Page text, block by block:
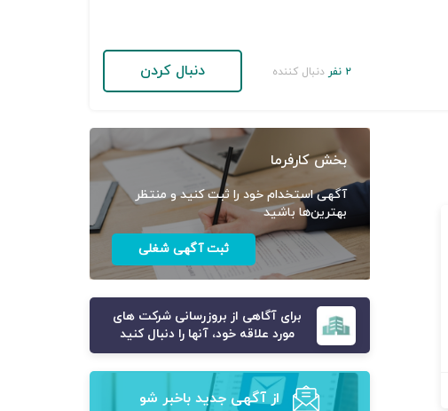
۲ نفر دنبال کننده دنبال کردن
بخش کارفرما
آگهی استخدام خود را ثبت کنید و منتظر
بهترین‌ها باشید
ثبت آگهی شغلی
برای آگاهی از بروزرسانی شرکت های
مورد علاقه خود، آنها را دنبال کنید
از آگهی‌ جدید باخبر شو